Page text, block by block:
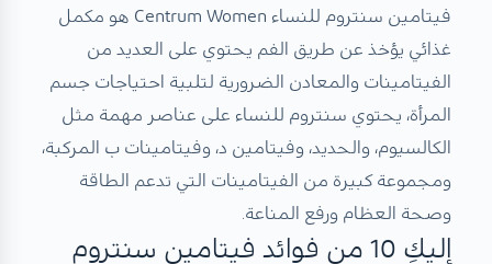
فيتامين سنتروم للنساء Centrum Women هو مكمل
غذائي يؤخذ عن طريق الفم يحتوي على العديد من
الفيتامينات والمعادن الضرورية لتلبية احتياجات جسم
المرأة، يحتوي سنتروم للنساء على عناصر مهمة مثل
الكالسيوم، والحديد، وفيتامين د، وفيتامينات ب المركبة،
ومجموعة كبيرة من الفيتامينات التي تدعم الطاقة
وصحة العظام ورفع المناعة.
إليكِ 10 من فوائد فيتامين سنتروم